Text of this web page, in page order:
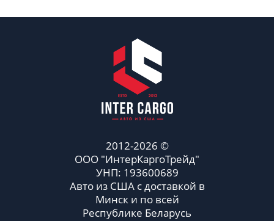
2012-2026 ©
ООО "ИнтерКаргоТрейд"
УНП: 193600689
Авто из США с доставкой в
Минск и по всей
Республике Беларусь